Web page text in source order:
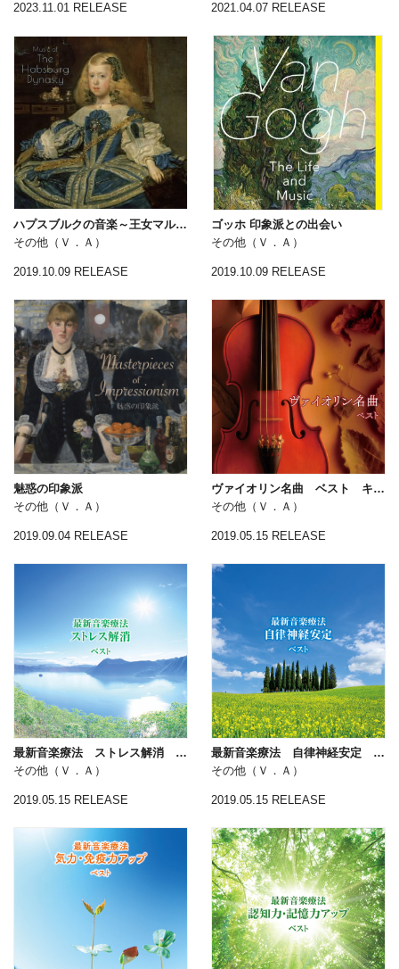
2023.11.01 RELEASE 2021.04.07 RELEASE
ハプスブルクの音楽～王女マルガリータと共に
その他（Ｖ．Ａ）
2019.10.09 RELEASE
ゴッホ 印象派との出会い
その他（Ｖ．Ａ）
2019.10.09 RELEASE
魅惑の印象派
その他（Ｖ．Ａ）
2019.09.04 RELEASE
ヴァイオリン名曲 ベスト キング・ベスト・セレクト・ライブラリー２０１９
その他（Ｖ．Ａ）
2019.05.15 RELEASE
最新音楽療法 ストレス解消 ベスト キング・ベスト・セレクト・ライブラリー２０１９
その他（Ｖ．Ａ）
2019.05.15 RELEASE
最新音楽療法 自律神経安定 ベスト キング・ベスト・セレクト・ライブラリー２０１９
その他（Ｖ．Ａ）
2019.05.15 RELEASE